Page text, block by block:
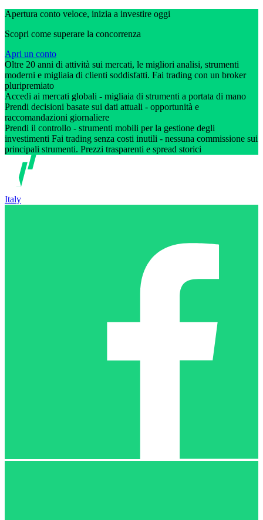
Apertura conto veloce, inizia a investire oggi
Scopri come superare la concorrenza
Apri un conto
Oltre 20 anni di attività sui mercati, le migliori analisi, strumenti
moderni e migliaia di clienti soddisfatti. Fai trading con un broker
pluripremiato
Accedi ai mercati globali - migliaia di strumenti a portata di mano
Prendi decisioni basate sui dati attuali - opportunità e
raccomandazioni giornaliere
Prendi il controllo - strumenti mobili per la gestione degli
investimenti Fai trading senza costi inutili - nessuna commissione sui
principali strumenti. Prezzi trasparenti e spread storici
Italy